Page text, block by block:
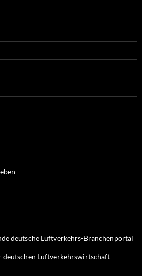
deutsche Luftverkehrs-Branchenportal
deutschen Luftverkehrswirtschaft